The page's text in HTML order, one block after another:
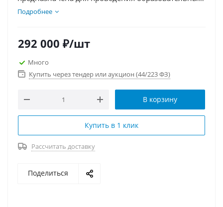
занятий в учебных учреждениях и включает в
Подробнее
292 000 ₽/шт
Много
Купить через тендер или аукцион (44/223 ФЗ)
В корзину
Купить в 1 клик
Рассчитать доставку
Поделиться